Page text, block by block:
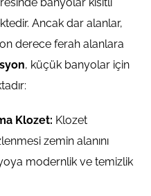
Ancak dar alanlar,
derece ferah alanlara
, küçük banyolar için
Klozet: Klozet
zemin alanını
modernlik ve temizlik